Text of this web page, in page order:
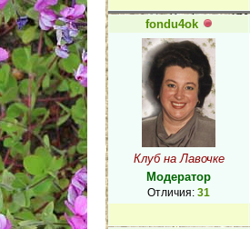
fondu4ok
Клуб на Лавочке
Модератор
Отличия: 31